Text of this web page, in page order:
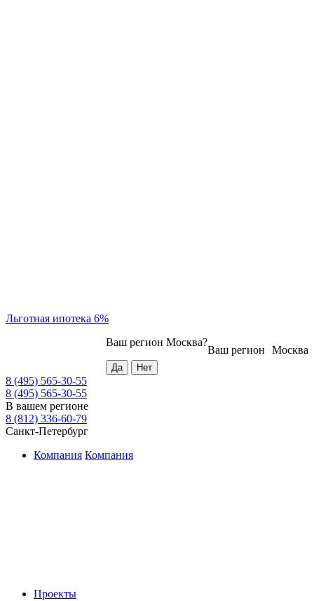
Льготная ипотека 6%
Москва
Ваш регион
Ваш регион Москва?
8 (495) 565-30-55
8 (495) 565-30-55
В вашем регионе
8 (812) 336-60-79
Санкт-Петербург
Компания Компания
Проекты